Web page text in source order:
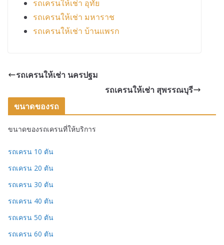
รถเครนให้เช่า อุทัย
รถเครนให้เช่า มหาราช
รถเครนให้เช่า บ้านแพรก
รถเครนให้เช่า นครปฐม
รถเครนให้เช่า สุพรรณบุรี
ขนาดของรถ
ขนาดของรถเครนที่ให้บริการ
รถเครน 10 ตัน
รถเครน 20 ตัน
รถเครน 30 ตัน
รถเครน 40 ตัน
รถเครน 50 ตัน
รถเครน 60 ตัน